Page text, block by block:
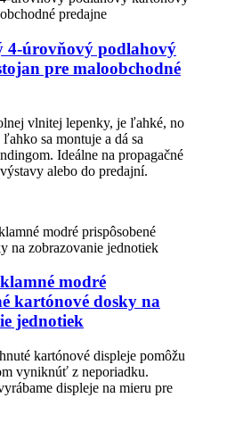
4-úrovňový podlahový
pre maloobchodné
vlnitej lepenky, je ľahké, no
sa montuje a dá sa
Ideálne na propagačné
alebo do predajní.
modré
kartónové dosky na
jednotiek
kartónové displeje pomôžu
vyniknúť z neporiadku.
displeje na mieru pre